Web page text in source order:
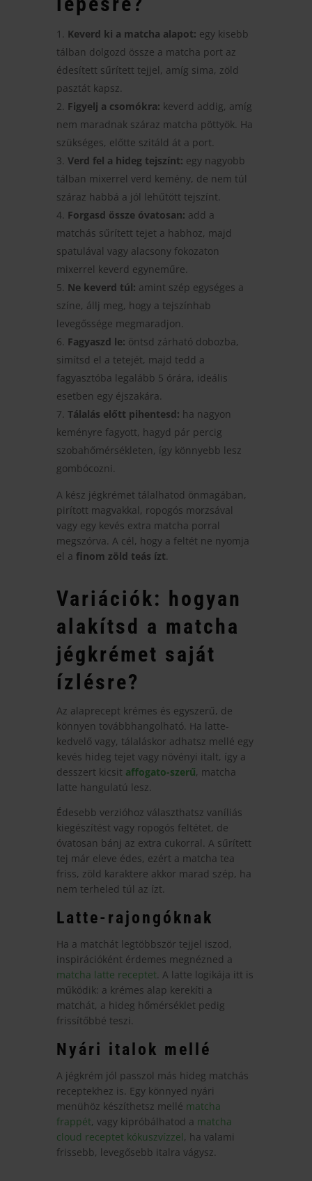
Keverd ki a matcha alapot: egy kisebb
tálban dolgozd össze a matcha port az
édesített sűrített tejjel, amíg sima, zöld
pasztát kapsz.
Figyelj a csomókra: keverd addig, amíg
nem maradnak száraz matcha pöttyök. Ha
szükséges, előtte szitáld át a port.
Verd fel a hideg tejszínt: egy nagyobb
tálban mixerrel verd kemény, de nem túl
száraz habbá a jól lehűtött tejszínt.
Forgasd össze óvatosan: add a
matchás sűrített tejet a habhoz, majd
spatulával vagy alacsony fokozaton
mixerrel keverd egyneműre.
Ne keverd túl: amint szép egységes a
színe, állj meg, hogy a tejszínhab
levegőssége megmaradjon.
Fagyaszd le: öntsd zárható dobozba,
simítsd el a tetejét, majd tedd a
fagyasztóba legalább 5 órára, ideális
esetben egy éjszakára.
Tálalás előtt pihentesd: ha nagyon
keményre fagyott, hagyd pár percig
szobahőmérsékleten, így könnyebb lesz
gombócozni.
A kész jégkrémet tálalhatod önmagában,
pirított magvakkal, ropogós morzsával
vagy egy kevés extra matcha porral
megszórva. A cél, hogy a feltét ne nyomja
el a finom zöld teás ízt
Variációk: hogyan
alakítsd a matcha
jégkrémet saját
ízlésre?
Az alaprecept krémes és egyszerű, de
könnyen továbbhangolható. Ha latte-
kedvelő vagy, tálaláskor adhatsz mellé egy
kevés hideg tejet vagy növényi italt, így a
desszert kicsit affogato-szerű, matcha
latte hangulatú lesz.
Édesebb verzióhoz választhatsz vaníliás
kiegészítést vagy ropogós feltétet, de
óvatosan bánj az extra cukorral. A sűrített
tej már eleve édes, ezért a matcha tea
friss, zöld karaktere akkor marad szép, ha
nem terheled túl az ízt.
Latte-rajongóknak
Ha a matchát legtöbbször tejjel iszod,
inspirációként érdemes megnézned a
matcha latte receptet. A latte logikája itt is
működik: a krémes alap kerekíti a
matchát, a hideg hőmérséklet pedig
frissítőbbé teszi.
Nyári italok mellé
A jégkrém jól passzol más hideg matchás
receptekhez is. Egy könnyed nyári
menühöz készíthetsz mellé matcha
frappét, vagy kipróbálhatod a matcha
cloud receptet kókuszvízzel, ha valami
frissebb, levegősebb italra vágysz.